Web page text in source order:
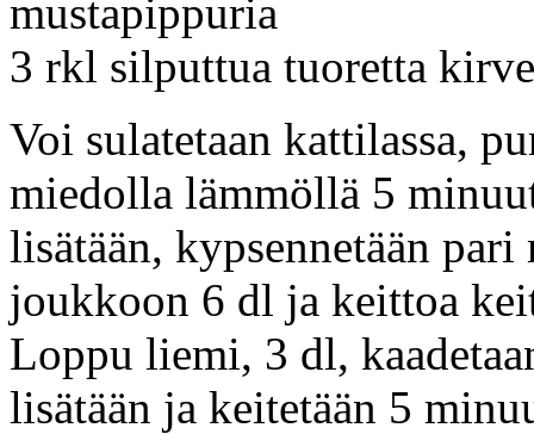
mustapippuria
3 rkl silputtua tuoretta
Voi sulatetaan kattilassa,
miedolla lämmöllä 5
lisätään, kypsennetään
joukkoon 6 dl ja keittoa
Loppu liemi, 3 dl,
lisätään ja keitetään 5